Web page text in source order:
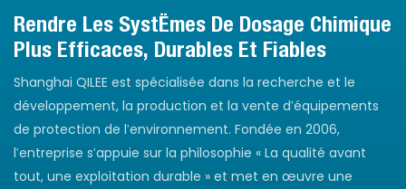
Rendre Les Systèmes De Dosage Chimique
Plus Efficaces, Durables Et Fiables
Shanghai QILEE est spécialisée dans la recherche et le
développement, la production et la vente d'équipements
de protection de l'environnement. Fondée en 2006,
l'entreprise s'appuie sur la philosophie « La qualité avant
tout, une exploitation durable » et met en œuvre une